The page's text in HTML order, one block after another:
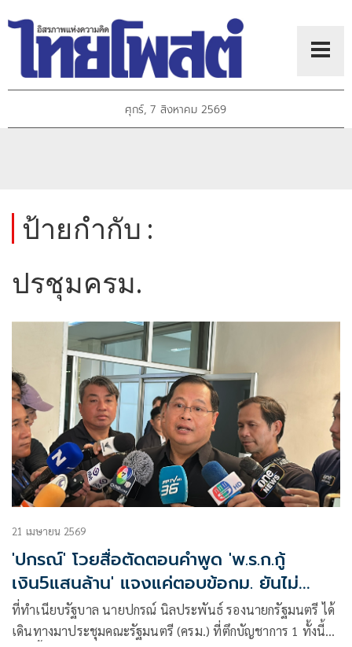
ศุกร์, 7 สิงหาคม 2569
ป้ายกำกับ :
ปรชุมครม.
21 เมษายน 2569
'ปกรณ์' โวยสื่อตัดตอนคำพูด 'พ.ร.ก.กู้
เงิน5แสนล้าน' แจงแค่ตอบข้อกม. ยันไม่
เอาการเมือง
ที่ทำเนียบรัฐบาล นายปกรณ์ นิลประพันธ์ รองนายกรัฐมนตรี ได้
เดินทางมาประชุมคณะรัฐมนตรี (ครม.) ที่ตึกบัญชาการ 1 ทั้งนี้